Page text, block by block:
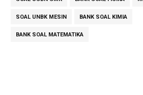
SOAL UNBK MESIN BANK SOAL KIMIA
BANK SOAL MATEMATIKA